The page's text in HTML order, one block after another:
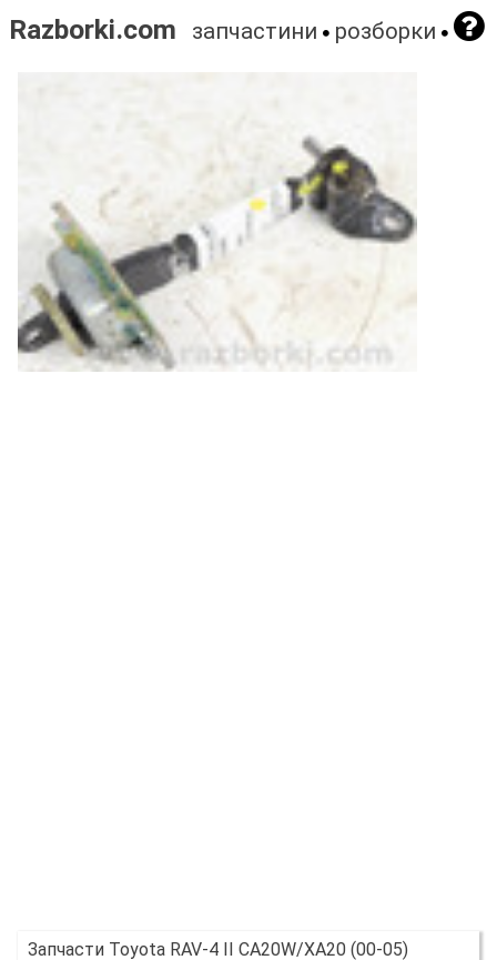
Razborki.com запчастини розборки
Запчасти Toyota RAV-4 II CA20W/XA20 (00-05)